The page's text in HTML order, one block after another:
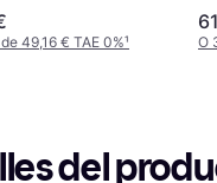
49,16 € TAE 0%¹ O
del